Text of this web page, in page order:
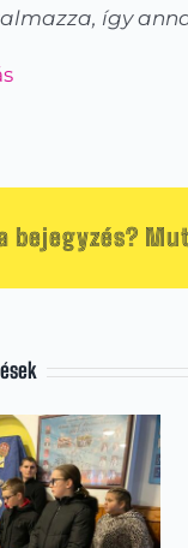
így
bejegyzés?